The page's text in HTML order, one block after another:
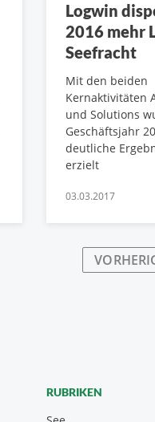
Logwin
2016 mehr
Seefracht
Mit den beiden
Kernaktivitäten
und Solutions
Geschäftsjahr
deutliche
erzielt
03.03.2017
RUBRIKEN